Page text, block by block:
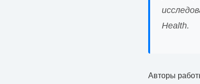
Health.
Авторы